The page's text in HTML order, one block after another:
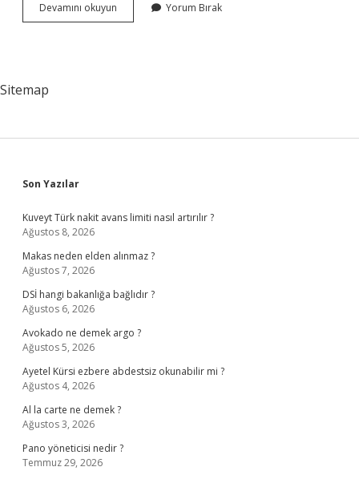
Devamını okuyun
Bakım
Yorum Bırak
Sitemap
Sidebar
Son Yazılar
Kuveyt Türk nakit avans limiti nasıl artırılır ?
Ağustos 8, 2026
Makas neden elden alınmaz ?
Ağustos 7, 2026
DSİ hangi bakanlığa bağlıdır ?
Ağustos 6, 2026
Avokado ne demek argo ?
Ağustos 5, 2026
Ayetel Kürsi ezbere abdestsiz okunabilir mi ?
Ağustos 4, 2026
Al la carte ne demek ?
Ağustos 3, 2026
Pano yöneticisi nedir ?
Temmuz 29, 2026